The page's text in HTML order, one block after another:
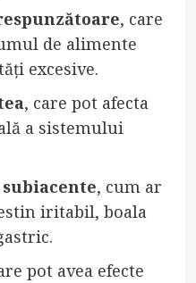
, care
de alimente
excesive.
, care pot afecta
a sistemului
, cum ar
iritabil, boala
pot avea efecte